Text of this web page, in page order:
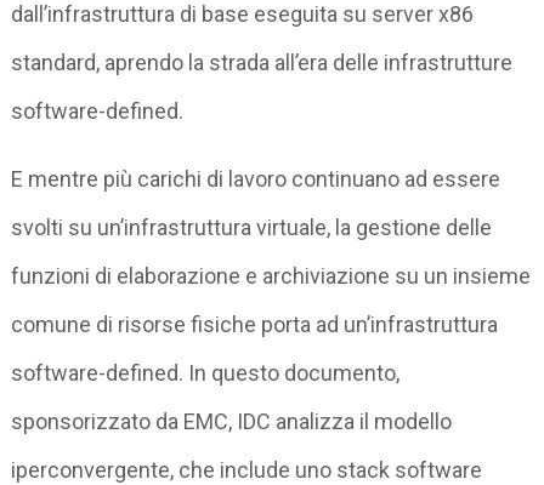
dall’infrastruttura di base eseguita su server x86
standard, aprendo la strada all’era delle infrastrutture
software-defined.
E mentre più carichi di lavoro continuano ad essere
svolti su un’infrastruttura virtuale, la gestione delle
funzioni di elaborazione e archiviazione su un insieme
comune di risorse fisiche porta ad un’infrastruttura
software-defined. In questo documento,
sponsorizzato da EMC, IDC analizza il modello
iperconvergente, che include uno stack software